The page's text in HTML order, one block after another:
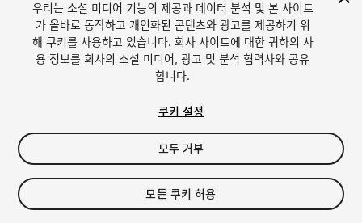
1/ 9
$65
세금/부가세는 결제 시 반영됩니다.
우리는 소셜 미디어 기능의 제공과 데이터 분석 및 본 사이트
가 올바로 동작하고 개인화된 콘텐츠와 광고를 제공하기 위
해 쿠키를 사용하고 있습니다. 회사 사이트에 대한 귀하의 사
용 정보를 회사의 소셜 미디어, 광고 및 분석 협력사와 공유
합니다.
쿠키 설정
모두 거부
모든 쿠키 허용